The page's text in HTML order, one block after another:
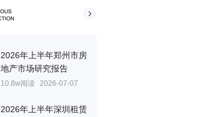
2026年上半年郑州市房
地产市场研究报告
10.8w阅读 2026-07-07
2026年上半年深圳租赁